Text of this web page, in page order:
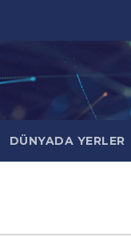
DÜNYADA YERLER